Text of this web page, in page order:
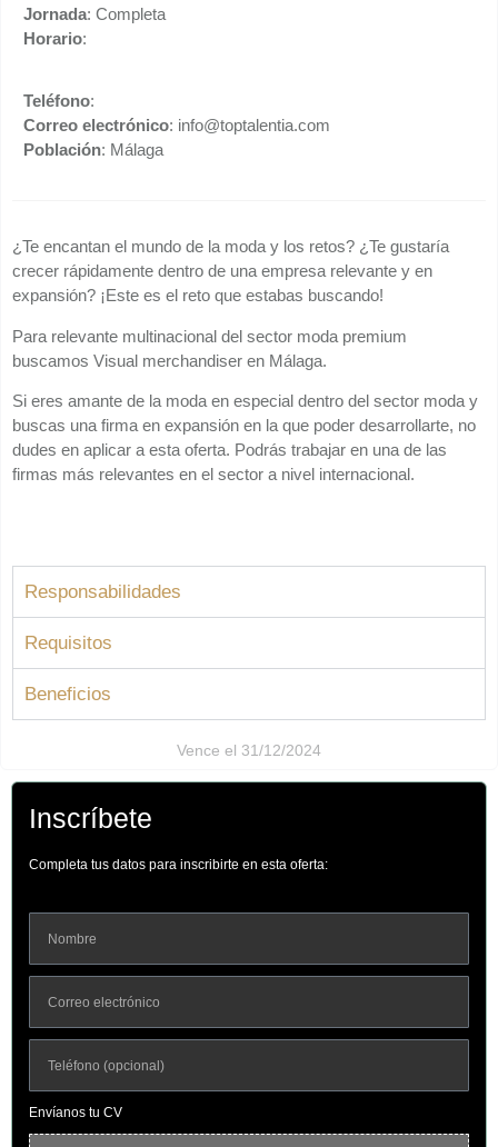
Jornada: Completa
Horario:
Teléfono:
Correo electrónico: info@toptalentia.com
Población: Málaga
¿Te encantan el mundo de la moda y los retos? ¿Te gustaría
crecer rápidamente dentro de una empresa relevante y en
expansión? ¡Este es el reto que estabas buscando!
Para relevante multinacional del sector moda premium
buscamos Visual merchandiser en Málaga.
Si eres amante de la moda en especial dentro del sector moda y
buscas una firma en expansión en la que poder desarrollarte, no
dudes en aplicar a esta oferta. Podrás trabajar en una de las
firmas más relevantes en el sector a nivel internacional.
Responsabilidades
Requisitos
Beneficios
Vence el 31/12/2024
Inscríbete
Completa tus datos para inscribirte en esta oferta:
Envíanos tu CV